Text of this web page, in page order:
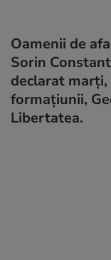
Oamenii de
Sorin
declarat
formațiunii,
Libertatea.